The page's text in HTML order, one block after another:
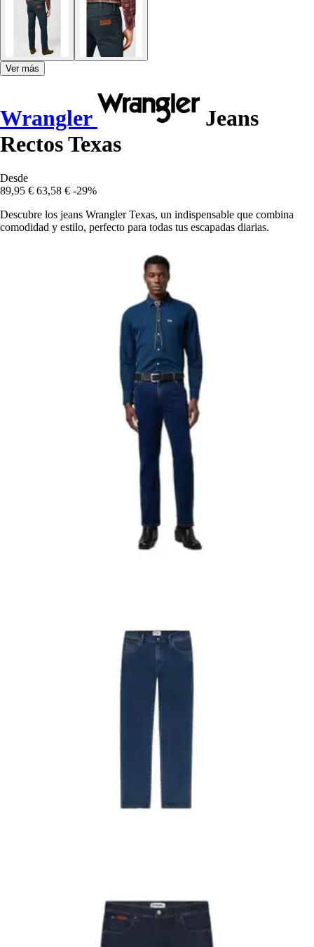
Ver más
Wrangler
Jeans
Rectos Texas
Desde
89,95 € 63,58 € -29%
Descubre los jeans Wrangler Texas, un indispensable que combina
comodidad y estilo, perfecto para todas tus escapadas diarias.